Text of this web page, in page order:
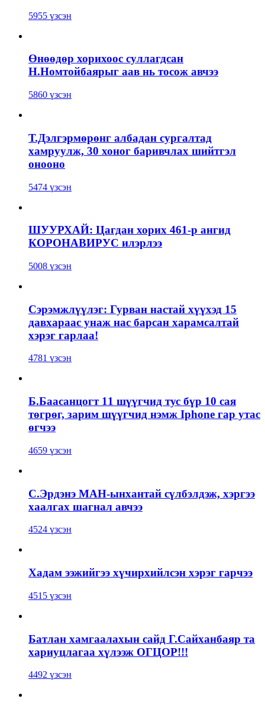
5955 үзсэн
Өнөөдөр хорихоос суллагдсан
Н.Номтойбаярыг аав нь тосож авчээ
5860 үзсэн
Т.Дэлгэрмөрөнг албадан сургалтад
хамруулж, 30 хоног баривчлах шийтгэл
онооно
5474 үзсэн
ШУУРХАЙ: Цагдан хорих 461-р ангид
КОРОНАВИРУС илэрлээ
5008 үзсэн
Сэрэмжлүүлэг: Гурван настай хүүхэд 15
давхараас унаж нас барсан харамсалтай
хэрэг гарлаа!
4781 үзсэн
Б.Баасанцогт 11 шүүгчид тус бүр 10 сая
төгрөг, зарим шүүгчид нэмж Iphone гар утас
өгчээ
4659 үзсэн
С.Эрдэнэ МАН-ынхантай сүлбэлдэж, хэргээ
хаалгах шагнал авчээ
4524 үзсэн
Хадам ээжийгээ хүчирхийлсэн хэрэг гарчээ
4515 үзсэн
Батлан хамгаалахын сайд Г.Сайханбаяр та
хариуцлагаа хүлээж ОГЦОР!!!
4492 үзсэн